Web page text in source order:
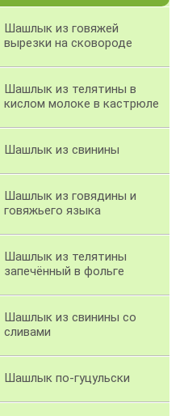
Шашлык из говяжей
вырезки на сковороде
Шашлык из телятины в
кислом молоке в кастрюле
Шашлык из свинины
Шашлык из говядины и
говяжьего языка
Шашлык из телятины
запечённый в фольге
Шашлык из свинины со
сливами
Шашлык по-гуцульски